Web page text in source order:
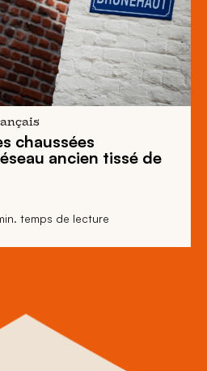
chaussées
ancien tissé de
temps de lecture